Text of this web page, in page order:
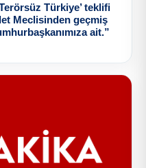
Türkiye’ teklifi
Meclisinden geçmiş
ait.”